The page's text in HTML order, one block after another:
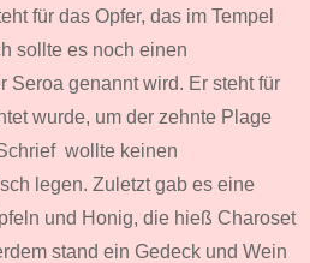
für das Opfer, das im Tempel
sollte es noch einen
Seroa genannt wird. Er steht für
wurde, um der zehnte Plage
wollte keinen
legen. Zuletzt gab es eine
und Honig, die hieß Charoset
stand ein Gedeck und Wein